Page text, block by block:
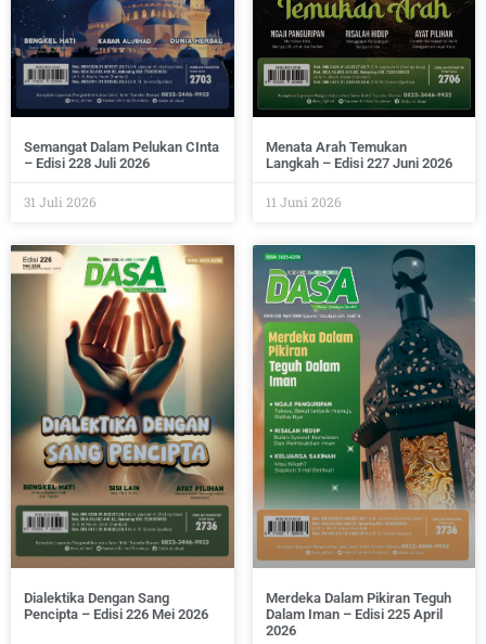
Semangat Dalam Pelukan CInta
– Edisi 228 Juli 2026
31 Juli 2026
Menata Arah Temukan
Langkah – Edisi 227 Juni 2026
11 Juni 2026
Dialektika Dengan Sang
Pencipta – Edisi 226 Mei 2026
Merdeka Dalam Pikiran Teguh
Dalam Iman – Edisi 225 April
2026